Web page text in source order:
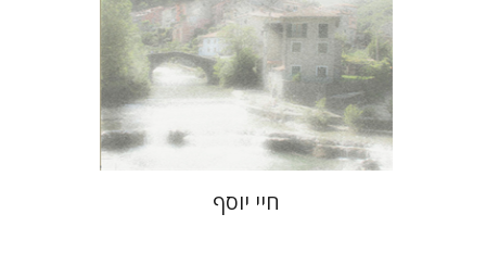
הנחת אתר ספר מודפס
$30
$27
חיי יוסף